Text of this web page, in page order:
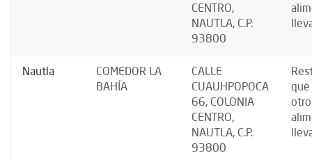
CENTRO,
NAUTLA, C.P.
93800
Nautla
COMEDOR LA
BAHÍA
CALLE
CUAUHPOPOCA
66, COLONIA
CENTRO,
NAUTLA, C.P.
93800
que